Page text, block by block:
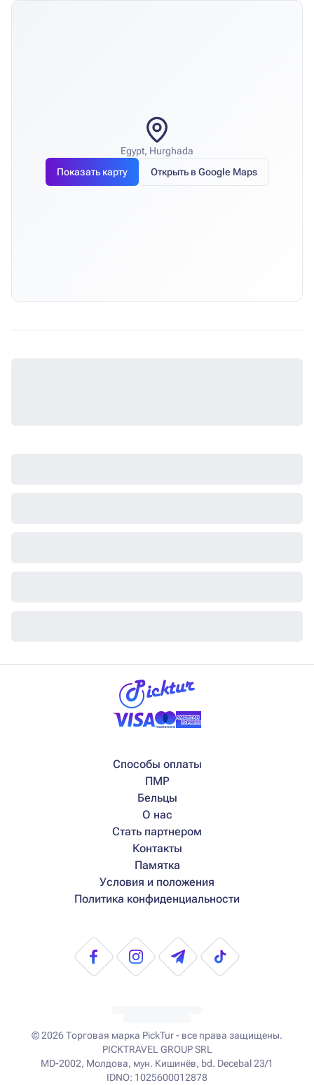
Egypt, Hurghada
Показать карту
Открыть в Google Maps
Способы оплаты
ПМР
Бельцы
О нас
Стать партнером
Контакты
Памятка
Условия и положения
Политика конфиденциальности
© 2026Торговая марка PickTur - все права защищены.
PICKTRAVEL GROUP SRL
MD-2002, Молдова, мун. Кишинёв, bd. Decebal 23/1
IDNO: 1025600012878